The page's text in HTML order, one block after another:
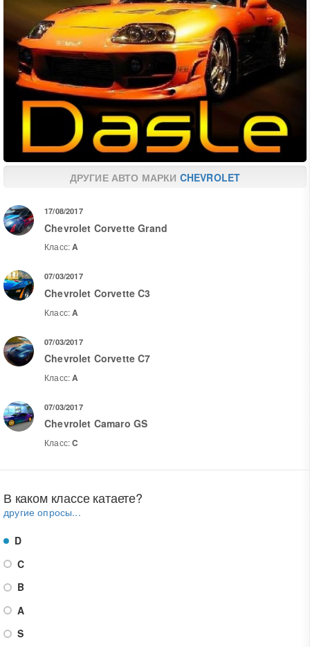
ДРУГИЕ АВТО МАРКИ CHEVROLET
17/08/2017
Chevrolet Corvette Grand
Класс:A
07/03/2017
Chevrolet Corvette C3
Класс:A
07/03/2017
Chevrolet Corvette C7
Класс:A
07/03/2017
Chevrolet Camaro GS
Класс:C
В каком классе катаете?
другие опросы...
D
C
B
A
S